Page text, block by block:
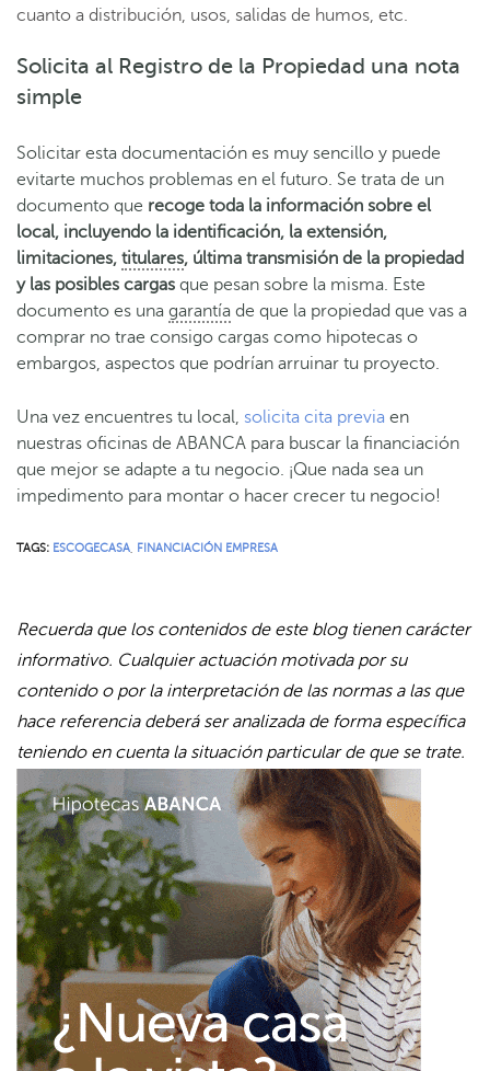
cuanto a distribución, usos, salidas de humos, etc.
Solicita al Registro de la Propiedad una nota
simple
Solicitar esta documentación es muy sencillo y puede
evitarte muchos problemas en el futuro. Se trata de un
documento que recoge toda la información sobre el
local, incluyendo la identificación, la extensión,
limitaciones, titulares, última transmisión de la propiedad
y las posibles cargas que pesan sobre la misma. Este
documento es una garantía de que la propiedad que vas a
comprar no trae consigo cargas como hipotecas o
embargos, aspectos que podrían arruinar tu proyecto.
Una vez encuentres tu local, solicita cita previa en
nuestras oficinas de ABANCA para buscar la financiación
que mejor se adapte a tu negocio. ¡Que nada sea un
impedimento para montar o hacer crecer tu negocio!
TAGS: ESCOGECASA FINANCIACIÓN EMPRESA
Recuerda que los contenidos de este blog tienen carácter
informativo. Cualquier actuación motivada por su
contenido o por la interpretación de las normas a las que
hace referencia deberá ser analizada de forma específica
teniendo en cuenta la situación particular de que se trate.